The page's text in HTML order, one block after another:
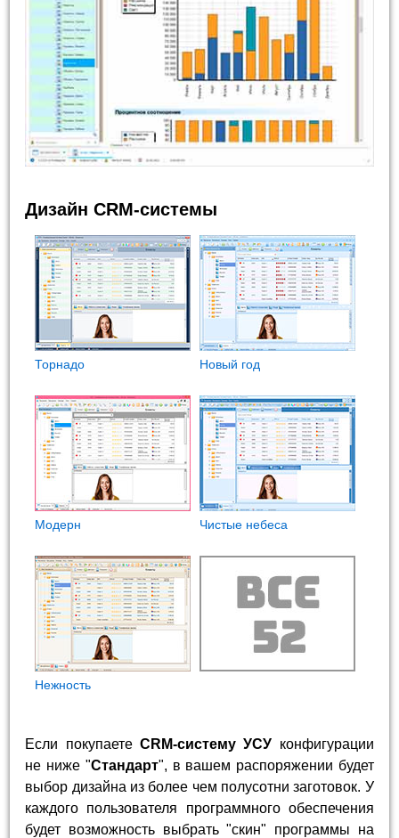
Дизайн CRM-системы
Торнадо Новый год
Модерн Чистые небеса
Нежность
Если покупаете CRM-систему УСУ конфигурации
не ниже "Стандарт", в вашем распоряжении будет
выбор дизайна из более чем полусотни заготовок. У
каждого пользователя программного обеспечения
будет возможность выбрать "скин" программы на